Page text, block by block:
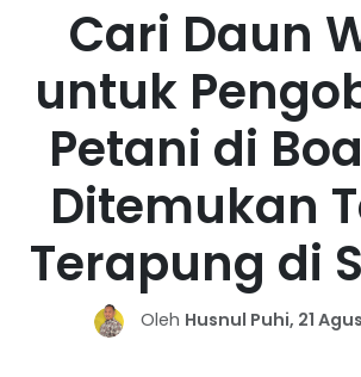
Cari Daun
untuk
Petani di
Ditemukan
Terapung di
Oleh Husnul Puhi, 21